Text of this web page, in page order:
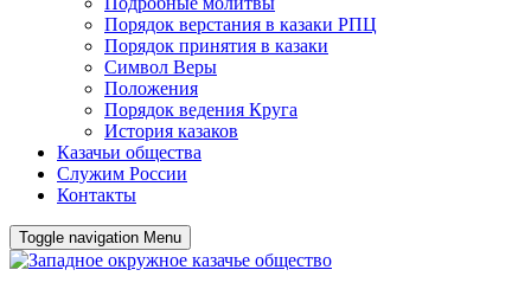
Порядок верстания в казаки РПЦ
Порядок принятия в казаки
Символ Веры
Положения
Порядок ведения Круга
История казаков
Казачьи общества
Служим России
Контакты
Toggle navigation Menu